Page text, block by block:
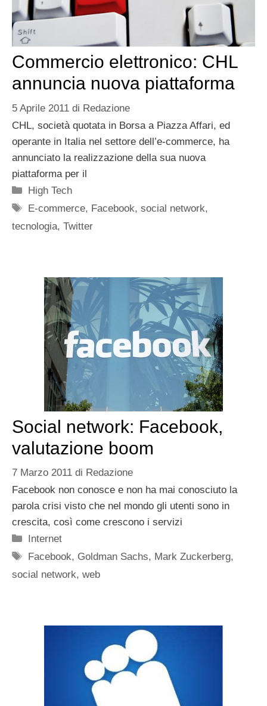
Commercio elettronico: CHL
annuncia nuova piattaforma
5 Aprile 2011 di Redazione
CHL, società quotata in Borsa a Piazza Affari, ed
operante in Italia nel settore dell’e-commerce, ha
annunciato la realizzazione della sua nuova
piattaforma per il
Categorie
High Tech
Tag
E-commerce, Facebook,social network,
tecnologia, Twitter
Social network: Facebook,
valutazione boom
7 Marzo 2011 di Redazione
Facebook non conosce e non ha mai conosciuto la
parola crisi visto che nel mondo gli utenti sono in
crescita, così come crescono i servizi
Categorie
Internet
Tag
Facebook, Goldman Sachs, Mark Zuckerberg,
social network, web